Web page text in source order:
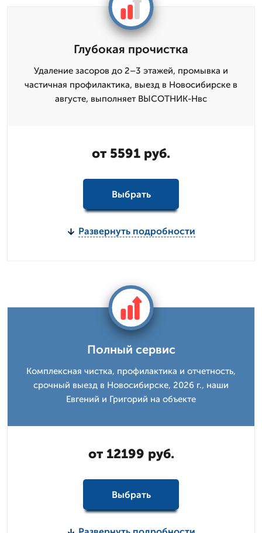
Глубокая прочистка
Удаление засоров до 2–3 этажей, промывка и
частичная профилактика, выезд в Новосибирске в
августе, выполняет ВЫСОТНИК-Нвс
от 5591 руб.
Выбрать
Развернуть подробности
Полный сервис
Комплексная чистка, профилактика и отчетность,
срочный выезд в Новосибирске, 2026 г., наши
Евгений и Григорий на объекте
от 12199 руб.
Выбрать